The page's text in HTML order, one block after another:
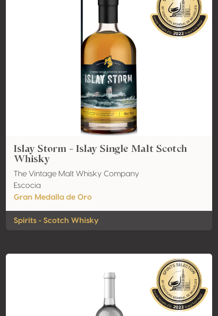
Islay Storm - Islay Single Malt Scotch
Whisky
The Vintage Malt Whisky Company
Escocia
Gran Medalla de Oro
Spirits - Scotch Whisky